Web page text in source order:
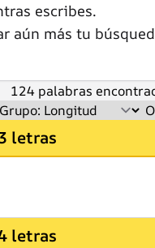
escribes.
aún más tu
124 palabras
letras
letras